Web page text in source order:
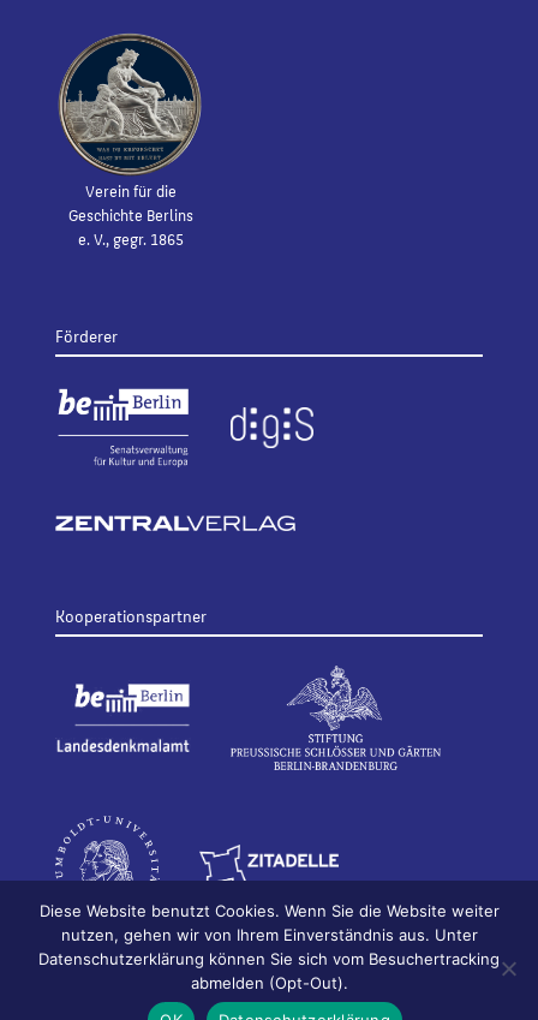
Verein für die
Geschichte Berlins
e. V., gegr. 1865
Förderer
Kooperationspartner
Bildhauerei in Berlin
Impressum
Datenschutz
Diese Website benutzt Cookies. Wenn Sie die Website weiter
nutzen, gehen wir von Ihrem Einverständnis aus. Unter
Datenschutzerklärung können Sie sich vom Besuchertracking
abmelden (Opt-Out).